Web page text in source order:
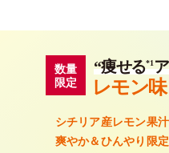
数量
限定
“痩せる*1
レモン味
シチリア産レモン果
爽やか＆ひんやり限